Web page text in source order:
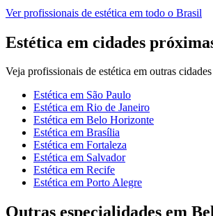
Verprofissionais de estética em todo o Brasil
Estética em cidades
Veja profissionais de estética em outras
Estética em São Paulo
Estética em Rio de Janeiro
Estética em Belo Horizonte
Estética em Brasília
Estética em Fortaleza
Estética em Salvador
Estética em Recife
Estética em Porto Alegre
Outras especialidades em